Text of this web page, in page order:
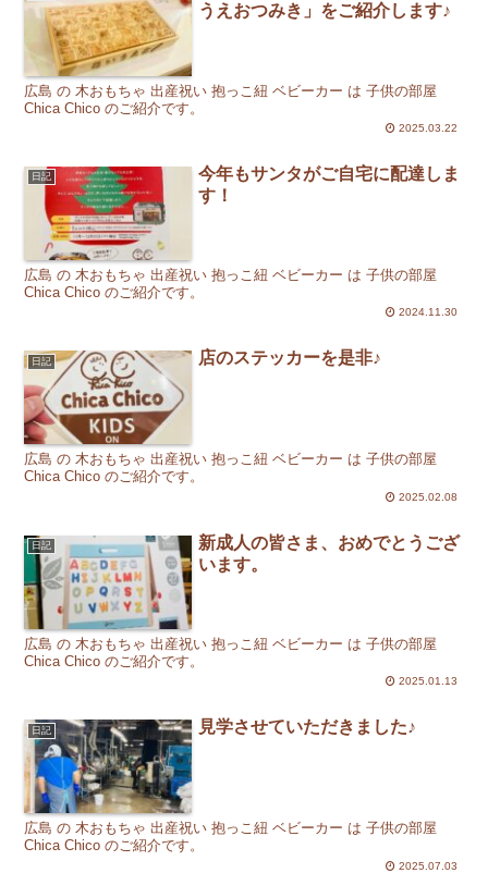
うえおつみき」をご紹介します♪
広島 の 木おもちゃ 出産祝い 抱っこ紐 ベビーカー は 子供の部屋
Chica Chico のご紹介です。
2025.03.22
日記
今年もサンタがご自宅に配達しま
す！
広島 の 木おもちゃ 出産祝い 抱っこ紐 ベビーカー は 子供の部屋
Chica Chico のご紹介です。
2024.11.30
日記 店のステッカーを是非♪
広島 の 木おもちゃ 出産祝い 抱っこ紐 ベビーカー は 子供の部屋
Chica Chico のご紹介です。
2025.02.08
日記
新成人の皆さま、おめでとうござ
います。
広島 の 木おもちゃ 出産祝い 抱っこ紐 ベビーカー は 子供の部屋
Chica Chico のご紹介です。
2025.01.13
日記 見学させていただきました♪
広島 の 木おもちゃ 出産祝い 抱っこ紐 ベビーカー は 子供の部屋
Chica Chico のご紹介です。
2025.07.03